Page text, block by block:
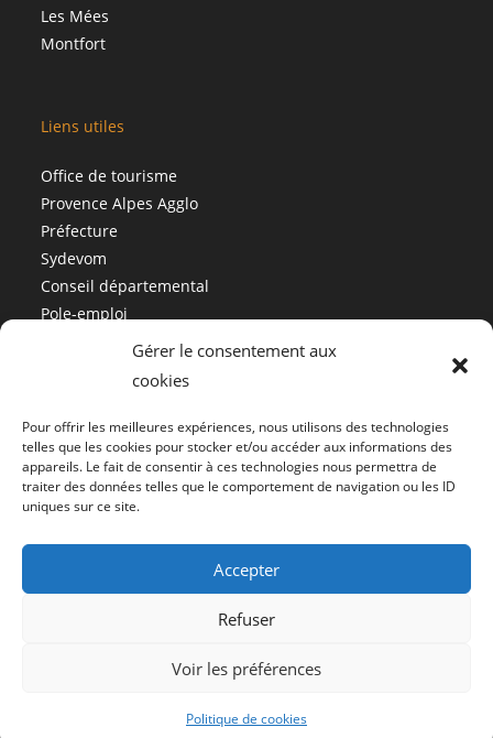
Gérer le consentement aux
cookies
Pour offrir les meilleures expériences, nous utilisons des technologies
telles que les cookies pour stocker et/ou accéder aux informations des
appareils. Le fait de consentir à ces technologies nous permettra de
traiter des données telles que le comportement de navigation ou les ID
uniques sur ce site.
Accepter
Refuser
Voir les préférences
Politique de cookies
Les Mées
Montfort
Liens utiles
Office de tourisme
Provence Alpes Agglo
Préfecture
Sydevom
Conseil départemental
Pole-emploi
04 92 34 01 12
accueil@malijai.fr
Politique de confidentialité
Tous droits réservés Malijai.fr 2026 - Création site internet
Informatique